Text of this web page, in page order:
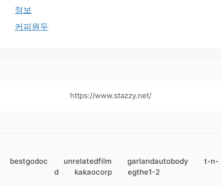
정보
커피원두
https://www.stazzy.net/
bestgodoc unrelatedfilm garlandautobody
t-n-
d
kakaocorp egthe1-2